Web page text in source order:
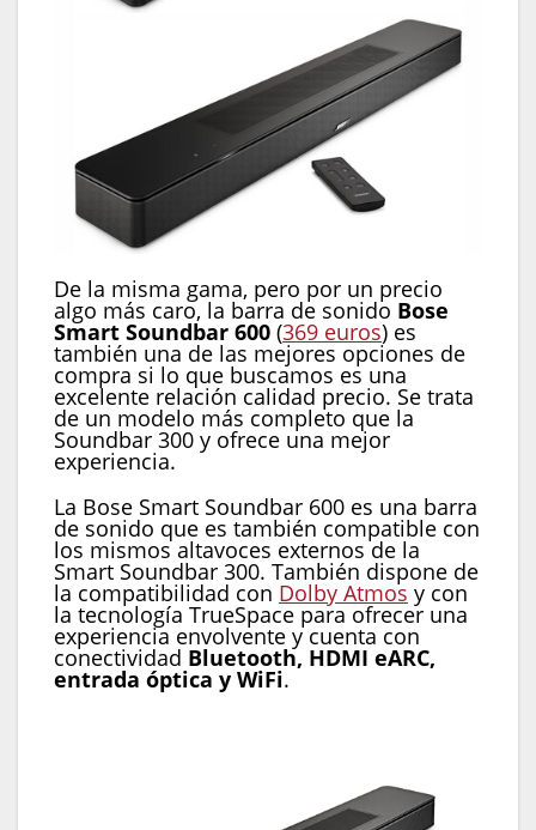
De la misma gama, pero por un precio
algo más caro, la barra de sonido Bose
Smart Soundbar 600 (369 euros) es
también una de las mejores opciones de
compra si lo que buscamos es una
excelente relación calidad precio. Se trata
de un modelo más completo que la
Soundbar 300 y ofrece una mejor
experiencia.
La Bose Smart Soundbar 600 es una barra
de sonido que es también compatible con
los mismos altavoces externos de la
Smart Soundbar 300. También dispone de
la compatibilidad con Dolby Atmos y con
la tecnología TrueSpace para ofrecer una
experiencia envolvente y cuenta con
conectividad Bluetooth, HDMI eARC,
entrada óptica y WiFi.